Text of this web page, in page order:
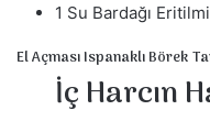
1 Su Bardağı
El Açması Ispanaklı Börek
İç Harcın